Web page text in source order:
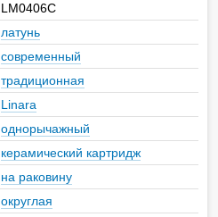
LM0406C
латунь
современный
традиционная
Linara
однорычажный
керамический картридж
на раковину
округлая